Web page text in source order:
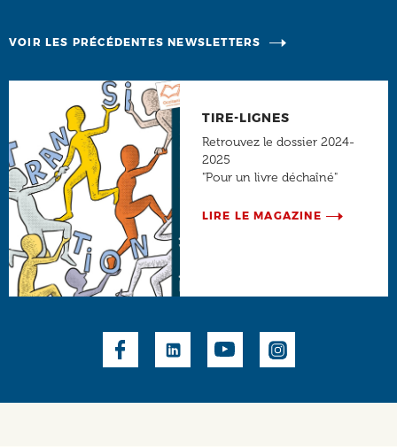
VOIR LES PRÉCÉDENTES NEWSLETTERS
TIRE-LIGNES
Retrouvez le dossier 2024-
2025
"Pour un livre déchaîné"
LIRE LE MAGAZINE